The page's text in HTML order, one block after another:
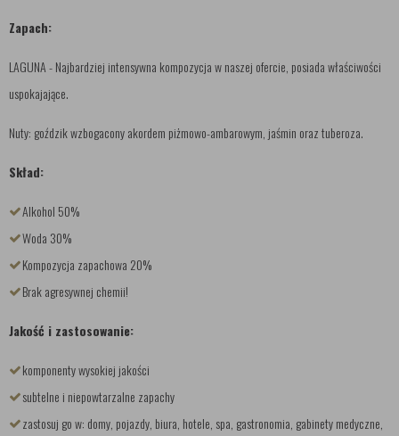
Zapach:
LAGUNA - Najbardziej intensywna kompozycja w naszej ofercie, posiada właściwości
uspokajające.
Nuty: goździk wzbogacony akordem piżmowo-ambarowym, jaśmin oraz tuberoza.
Skład:
Alkohol 50%
Woda 30%
Kompozycja zapachowa 20%
Brak agresywnej chemii!
Jakość i zastosowanie:
komponenty wysokiej jakości
subtelne i niepowtarzalne zapachy
zastosuj go w: domy, pojazdy, biura, hotele, spa, gastronomia, gabinety medyczne,